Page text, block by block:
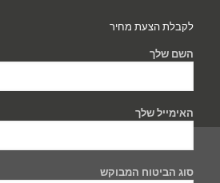
לקבלת הצעת מחיר
השם שלך
האימייל שלך
סוג הביטוח המבוקש